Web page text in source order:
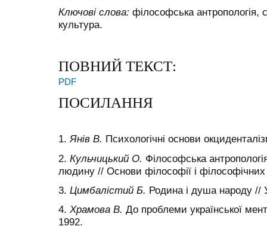
Ключові слова: філософська антропологія,
культура.
ПОВНИЙ ТЕКСТ:
PDF
ПОСИЛАННЯ
1.Янів В. Психологічні основи
2. Кульчицький О. Філософська
людину // Основи філософії і
3. Цимбалістий Б. Родина і душа народу //
4. Храмова В. До проблеми української
1992.